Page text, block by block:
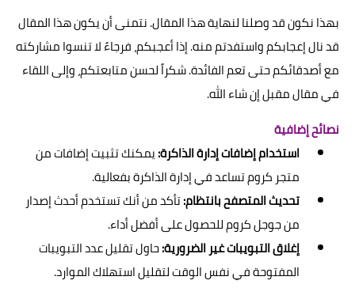
بهذا نكون قد وصلنا لنهاية هذا المقال. نتمنى أن يكون هذا المقال
قد نال إعجابكم واستفدتم منه. إذا أعجبكم، فرجاءً لا تنسوا مشاركته
مع أصدقائكم حتى تعم الفائدة. شكراً لحسن متابعتكم، وإلى اللقاء
في مقال مقبل إن شاء الله.
نصائح إضافية
استخدام إضافات إدارة الذاكرة:يمكنك تثبيت إضافات من
متجر كروم تساعد في إدارة الذاكرة بفعالية.
تحديث المتصفح بانتظام:تأكد من أنك تستخدم أحدث إصدار
من جوجل كروم للحصول على أفضل أداء.
إغلاق التبويبات غير الضرورية:حاول تقليل عدد التبويبات
المفتوحة في نفس الوقت لتقليل استهلاك الموارد.